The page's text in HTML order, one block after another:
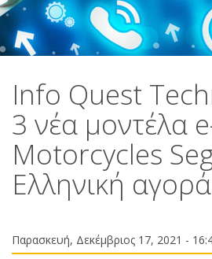
Info Quest
3 νέα μοντέλα
Motorcycles
Ελληνική αγορά
Παρασκευή, Δεκέμβριος 17, 2021 -